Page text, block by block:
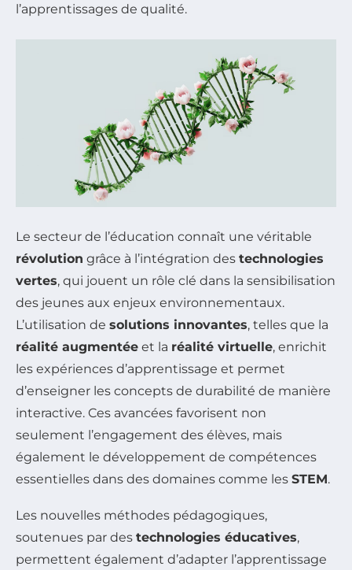
l’apprentissages de qualité.
Le secteur de l’éducation connaît une véritable
révolution grâce à l’intégration des technologies
vertes, qui jouent un rôle clé dans la sensibilisation
des jeunes aux enjeux environnementaux.
L’utilisation de solutions innovantes, telles que la
réalité augmentée et la réalité virtuelle, enrichit
les expériences d’apprentissage et permet
d’enseigner les concepts de durabilité de manière
interactive. Ces avancées favorisent non
seulement l’engagement des élèves, mais
également le développement de compétences
essentielles dans des domaines comme les STEM.
Les nouvelles méthodes pédagogiques,
soutenues par des technologies éducatives,
permettent également d’adapter l’apprentissage